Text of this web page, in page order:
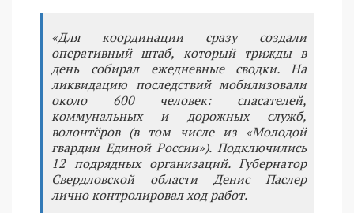
«Для координации сразу создали
оперативный штаб, который трижды в
день собирал ежедневные сводки. На
ликвидацию последствий мобилизовали
около 600 человек: спасателей,
коммунальных и дорожных служб,
волонтёров (в том числе из «Молодой
гвардии Единой России»). Подключились
12 подрядных организаций. Губернатор
Свердловской области Денис Паслер
лично контролировал ход работ.